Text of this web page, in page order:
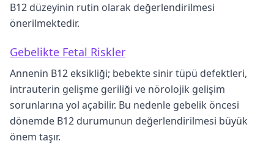
B12 düzeyinin rutin olarak değerlendirilmesi
önerilmektedir.
Gebelikte Fetal Riskler
Annenin B12 eksikliği; bebekte sinir tüpü defektleri,
intrauterin gelişme geriliği ve nörolojik gelişim
sorunlarına yol açabilir. Bu nedenle gebelik öncesi
dönemde B12 durumunun değerlendirilmesi büyük
önem taşır.